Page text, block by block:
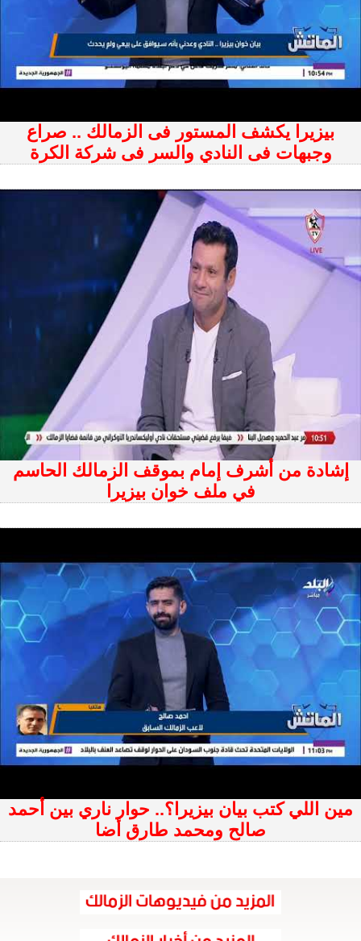
بيزيرا يكشف المستور فى الزمالك .. صراع
وجبهات فى النادي والسر فى شركة الكرة
إشادة من أشرف إمام بموقف الزمالك الحاسم
في ملف خوان بيزيرا
مين اللي كتب بيان بيزيرا؟.. حوار ناري بين أحمد
صالح ومحمد طارق أضا